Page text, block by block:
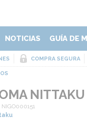
NOTICIAS GUÍA DE
COMPRA SEGURA
NIGO000151